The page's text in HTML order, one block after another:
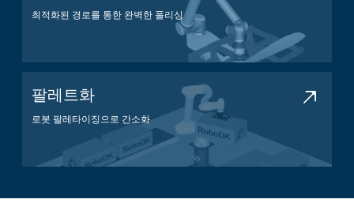
최적화된 경로를 통한 완벽한 폴리싱
팔레트화
로봇 팔레타이징으로 간소화
팔레타이징 애플리케이션